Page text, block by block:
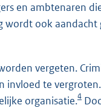
en ambtenaren
ook aandacht
vergeten.
invloed te
organisatie.4